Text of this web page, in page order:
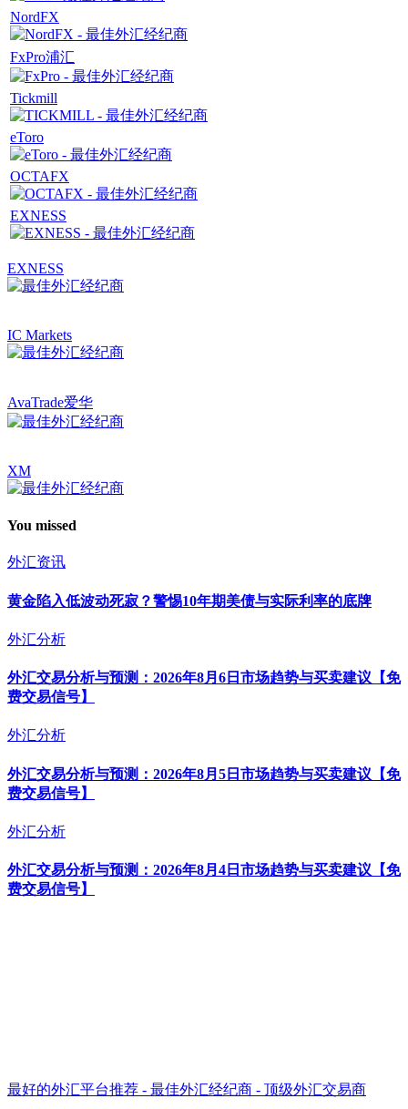
NordFX
FxPro浦汇
Tickmill
eToro
OCTAFX
EXNESS
EXNESS
IC Markets
AvaTrade爱华
XM
You missed
外汇资讯
黄金陷入低波动死寂？警惕10年期美债与实际利率的底牌
外汇分析
外汇交易分析与预测：2026年8月6日市场趋势与买卖建议【免
费交易信号】
外汇分析
外汇交易分析与预测：2026年8月5日市场趋势与买卖建议【免
费交易信号】
外汇分析
外汇交易分析与预测：2026年8月4日市场趋势与买卖建议【免
费交易信号】
最好的外汇平台推荐 - 最佳外汇经纪商 - 顶级外汇交易商